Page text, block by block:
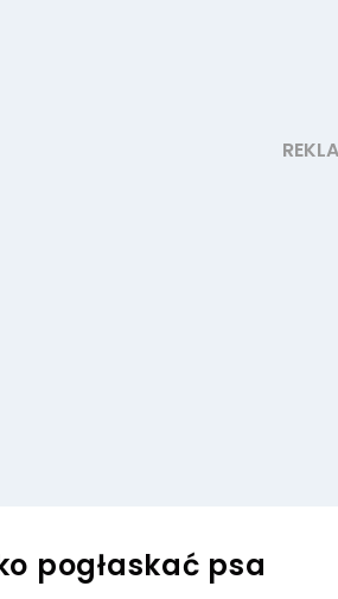
pogłaskać psa